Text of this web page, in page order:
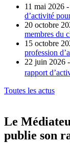
11 mai 2026 -
d’activité
20 octobre
membres du
15 octobre
profession
22 juin 2026 -
rapport
Toutes les actus
Le
publie son